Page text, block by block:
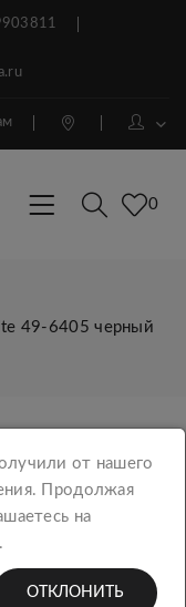
0
49-6405 черный
от нашего
Продолжая
на
ОТКЛОНИТЬ